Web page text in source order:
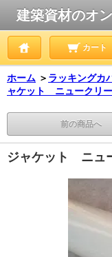
建築資材のオ
カート
ホーム ＞ ラッキングカ
ャケット ニュークリ
前の商品へ
ジャケット ニュ